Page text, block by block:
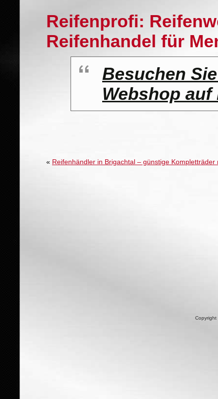
Reifenprofi:
Reifenhandel für
Besuchen
Webshop
« Reifenhändler in Brigachtal – günstige
Copyright